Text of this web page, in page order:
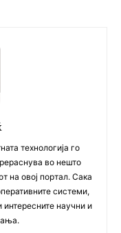
технологија го
во нешто
на овој портал. Сака
системи,
научни и